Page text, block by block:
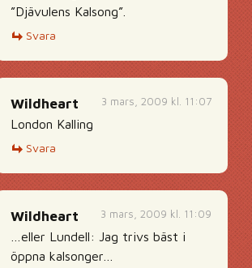
”Djävulens Kalsong”.
Svara
3 mars, 2009 kl. 11:07
Wildheart
London Kalling
Svara
3 mars, 2009 kl. 11:09
Wildheart
…eller Lundell: Jag trivs bäst i
öppna kalsonger…